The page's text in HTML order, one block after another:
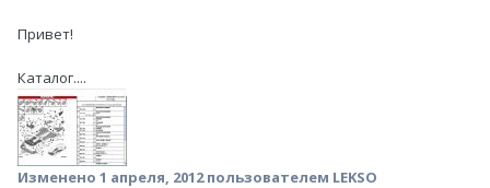
Привет!
Каталог....
Изменено 1 апреля, 2012пользователем LEKSO